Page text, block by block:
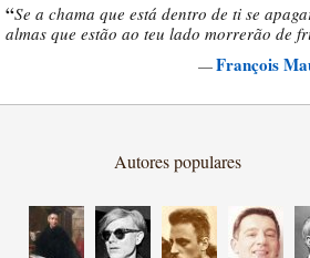
“Se a chama que está dentro de ti se
almas que estão ao teu lado morrerão de
—François
Autores populares